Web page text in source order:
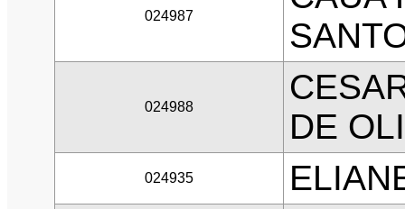
024987
024988
DE
024935